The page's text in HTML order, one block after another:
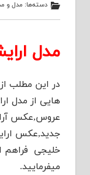
دسته‌ها: مدل و
مدل
در این مطلب
هایی از مدل
عروس,عکس
جدید,عکس
خلیجی فراهم
میفرمایید.